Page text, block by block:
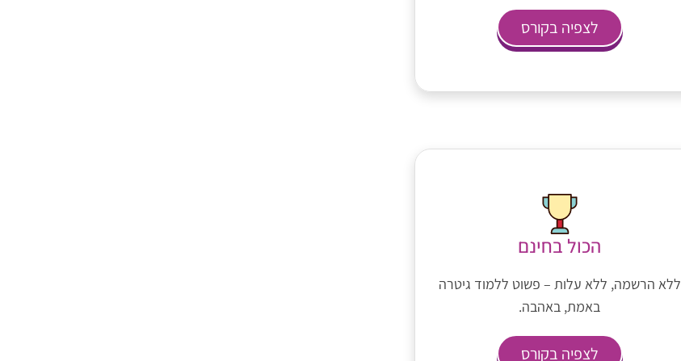
לצפיה בקורס
הכול בחינם
ללא הרשמה, ללא עלות – פשוט ללמוד גיטרה
באמת, באהבה.
לצפיה בקורס